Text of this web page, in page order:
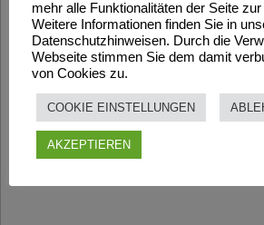
mehr alle Funktionalitäten der Seite
Weitere Informationen finden Sie in
Datenschutzhinweisen. Durch die
Webseite stimmen Sie dem damit
von Cookies zu.
COOKIE EINSTELLUNGEN
AKZEPTIEREN